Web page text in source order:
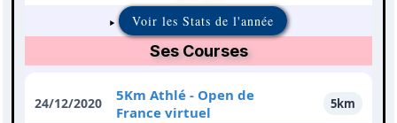
Voir les Stats de l'année
Ses Courses
24/12/2020
5Km Athlé - Open de
France virtuel
5km